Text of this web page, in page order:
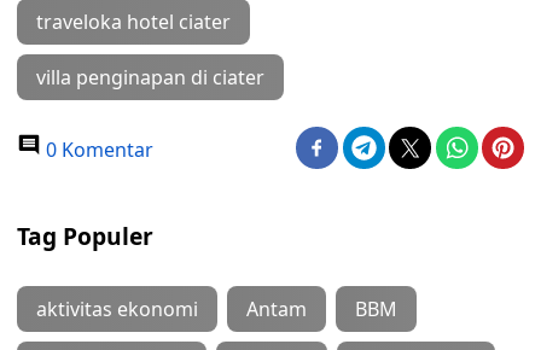
traveloka hotel ciater
villa penginapan di ciater
0 Komentar
Tag Populer
aktivitas ekonomi Antam BBM